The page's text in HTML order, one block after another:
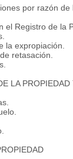
por razón de
Registro de la
expropiación.
retasación.
LA